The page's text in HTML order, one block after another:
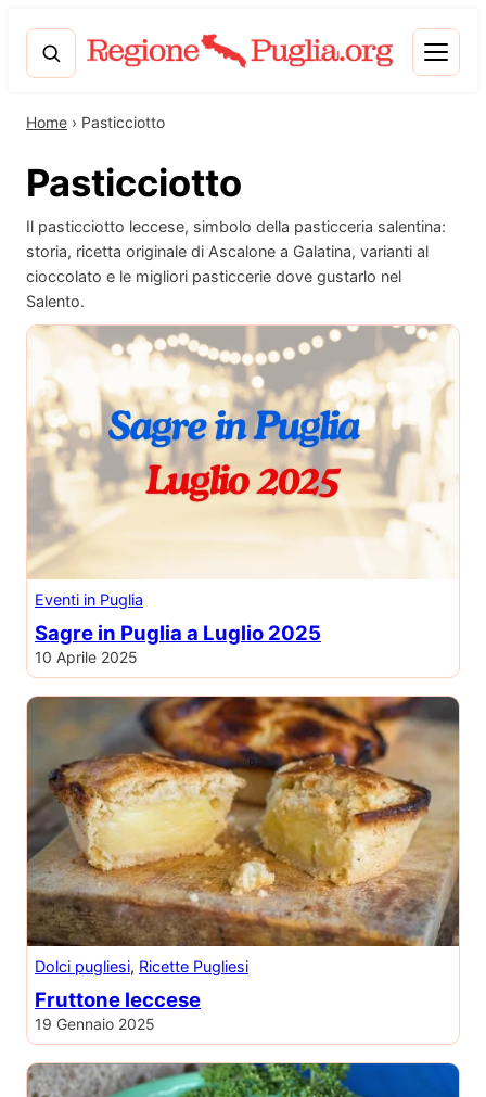
Home › Pasticciotto
Pasticciotto
Il pasticciotto leccese, simbolo della pasticceria salentina:
storia, ricetta originale di Ascalone a Galatina, varianti al
cioccolato e le migliori pasticcerie dove gustarlo nel
Salento.
Eventi in Puglia
Sagre in Puglia a Luglio 2025
10 Aprile 2025
Dolci pugliesi, Ricette Pugliesi
Fruttone leccese
19 Gennaio 2025